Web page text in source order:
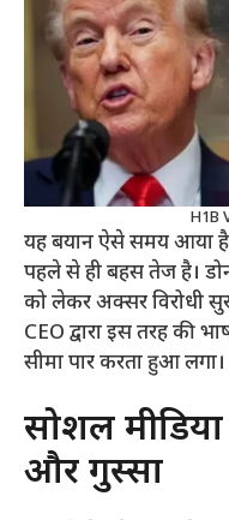
H1B
यह बयान ऐसे समय आया
पहले से ही बहस तेज है।
को लेकर अक्सर विरोधी
CEO द्वारा इस तरह की
सीमा पार करता हुआ लगा।
सोशल मीडिया
और गुस्सा